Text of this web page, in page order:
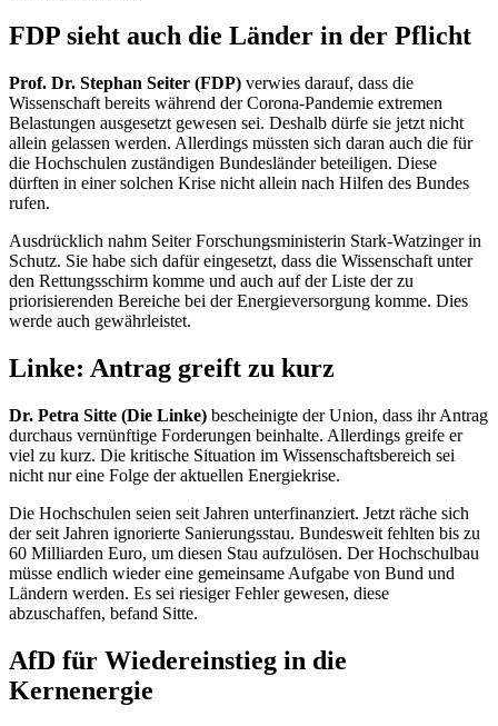
FDP sieht auch die Länder in der Pflicht
Prof. Dr. Stephan Seiter (FDP) verwies darauf, dass die
Wissenschaft bereits während der Corona-Pandemie extremen
Belastungen ausgesetzt gewesen sei. Deshalb dürfe sie jetzt nicht
allein gelassen werden. Allerdings müssten sich daran auch die für
die Hochschulen zuständigen Bundesländer beteiligen. Diese
dürften in einer solchen Krise nicht allein nach Hilfen des Bundes
rufen.
Ausdrücklich nahm Seiter Forschungsministerin Stark-Watzinger in
Schutz. Sie habe sich dafür eingesetzt, dass die Wissenschaft unter
den Rettungsschirm komme und auch auf der Liste der zu
priorisierenden Bereiche bei der Energieversorgung komme. Dies
werde auch gewährleistet.
Linke: Antrag greift zu kurz
Dr. Petra Sitte (Die Linke) bescheinigte der Union, dass ihr Antrag
durchaus vernünftige Forderungen beinhalte. Allerdings greife er
viel zu kurz. Die kritische Situation im Wissenschaftsbereich sei
nicht nur eine Folge der aktuellen Energiekrise.
Die Hochschulen seien seit Jahren unterfinanziert. Jetzt räche sich
der seit Jahren ignorierte Sanierungsstau. Bundesweit fehlten bis zu
60 Milliarden Euro, um diesen Stau aufzulösen. Der Hochschulbau
müsse endlich wieder eine gemeinsame Aufgabe von Bund und
Ländern werden. Es sei riesiger Fehler gewesen, diese
abzuschaffen, befand Sitte.
AfD für Wiedereinstieg in die
Kernenergie